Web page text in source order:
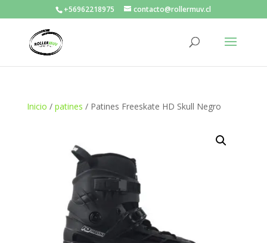
+56962218975 contacto@rollermuv.cl
Inicio / patines / Patines Freeskate HD Skull Negro